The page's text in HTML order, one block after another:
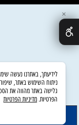
✕
ניתוח השימוש באתר,
גלישה באתר מהווה את
הפרטיות. מדיניות הפרטיות